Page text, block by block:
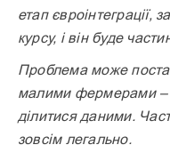
етап євроінтеграції,
курсу, і він буде
Проблема може
малими фермерами –
ділитися даними.
зовсім легально.